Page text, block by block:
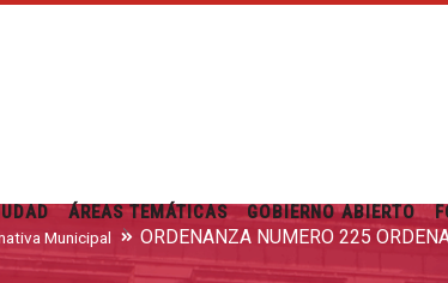
ÁREAS TEMÁTICAS GOBIERNO ABIERTO
Municipal